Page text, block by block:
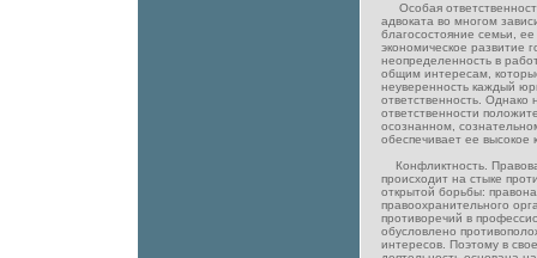
Особая
адвоката во многом
благосостояние семьи,
экономическое развитие
неопределенность в
общим интересам,
неуверенность каждый
ответственность. Однако
ответственности
осознанном,
обеспечивает ее высокое
Конфликтность.
происходит на стыке
открытой борьбы:
правоохранительного
противоречий в
обусловлено
интересов. Поэтому в